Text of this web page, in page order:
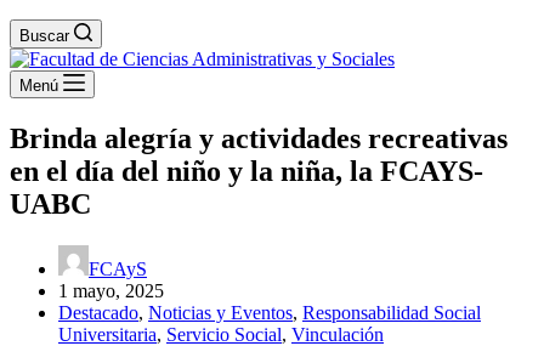
Buscar
Menú
Brinda alegría y actividades recreativas
en el día del niño y la niña, la FCAYS-
UABC
FCAyS
1 mayo, 2025
Destacado, Noticias y Eventos, Responsabilidad Social
Universitaria, Servicio Social, Vinculación